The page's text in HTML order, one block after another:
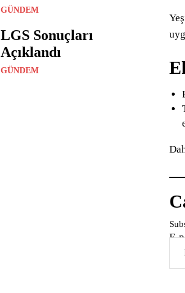
GÜNDEM
LGS Sonuçları
Açıklandı
GÜNDEM
E-